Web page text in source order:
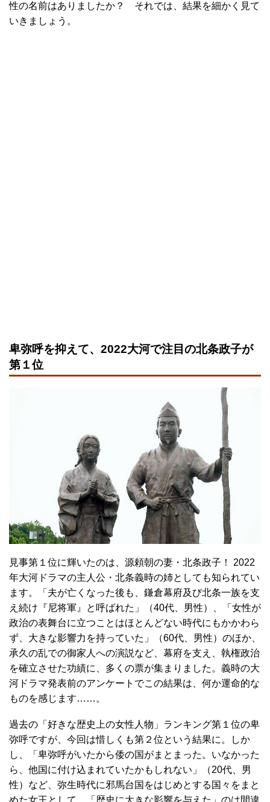
性の名前はありましたか？ それでは、結果を細かく見て
いきましょう。
卑弥呼を抑えて、2022大河で注目の北条政子が
第１位
見事第１位に輝いたのは、源頼朝の妻・北条政子！ 2022
年大河ドラマの主人公・北条義時の姉としても知られてい
ます。「夫が亡くなった後も、鎌倉幕府及び北条一族を支
え続け『尼将軍』と呼ばれた」（40代、男性）、「女性が
政治の表舞台に立つことはほとんどない時代にもかかわら
ず、大きな影響力を持っていた」（60代、男性）のほか、
承久の乱での御家人への演説など、幕府を支え、執権政治
を確立させた功績に、多くの票が集まりました。義時の大
河ドラマ発表前のアンケートでこの結果は、何か運命的な
ものを感じます……。
過去の「好きな歴史上の女性人物」ランキング第１位の卑
弥呼ですが、今回は惜しくも第２位という結果に。しか
し、「卑弥呼がいたから倭の国がまとまった。いなかった
ら、他国に付け込まれていたかもしれない」（20代、男
性）など、弥生時代に邪馬台国をはじめとする国々をまと
めた女王として、「歴史に大きな影響を与えた」のは間違